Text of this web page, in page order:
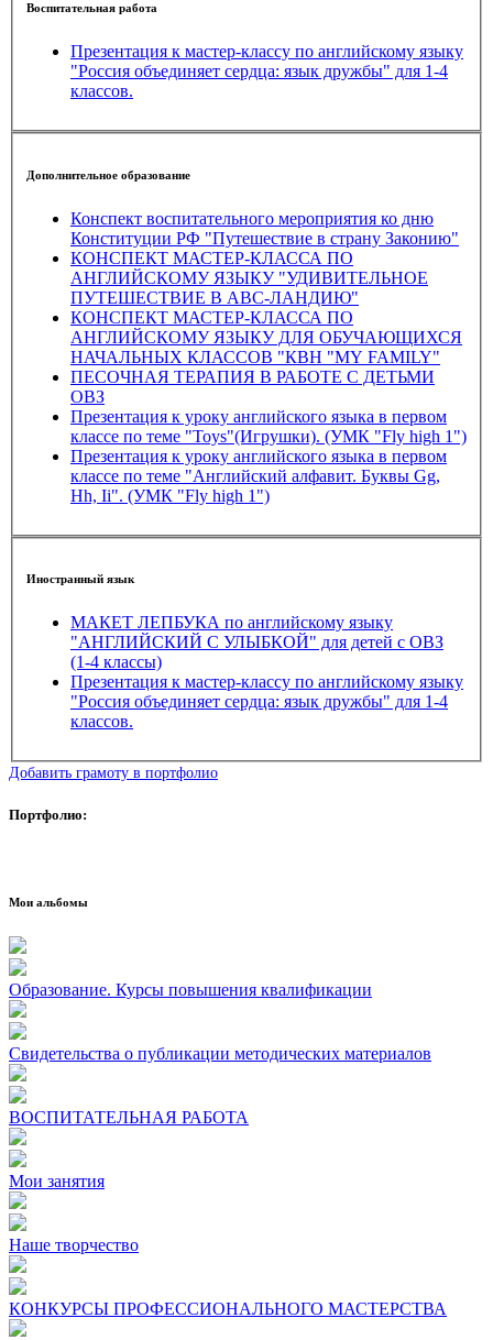
Воспитательная работа
Презентация к мастер-классу по английскому языку
"Россия объединяет сердца: язык дружбы" для 1-4
классов.
Дополнительное образование
Конспект воспитательного мероприятия ко дню
Конституции РФ "Путешествие в страну Законию"
КОНСПЕКТ МАСТЕР-КЛАССА ПО
АНГЛИЙСКОМУ ЯЗЫКУ "УДИВИТЕЛЬНОЕ
ПУТЕШЕСТВИЕ В ABC-ЛАНДИЮ"
КОНСПЕКТ МАСТЕР-КЛАССА ПО
АНГЛИЙСКОМУ ЯЗЫКУ ДЛЯ ОБУЧАЮЩИХСЯ
НАЧАЛЬНЫХ КЛАССОВ "КВН "MY FAMILY"
ПЕСОЧНАЯ ТЕРАПИЯ В РАБОТЕ С ДЕТЬМИ
ОВЗ
Презентация к уроку английского языка в первом
классе по теме "Toys"(Игрушки). (УМК "Fly high 1")
Презентация к уроку английского языка в первом
классе по теме "Английский алфавит. Буквы Gg,
Hh, Ii". (УМК "Fly high 1")
Иностранный язык
МАКЕТ ЛЕПБУКА по английскому языку
"АНГЛИЙСКИЙ С УЛЫБКОЙ" для детей с ОВЗ
(1-4 классы)
Презентация к мастер-классу по английскому языку
"Россия объединяет сердца: язык дружбы" для 1-4
классов.
Добавить грамоту в портфолио
Портфолио:
Мои альбомы
Образование. Курсы повышения квалификации
Свидетельства о публикации методических материалов
ВОСПИТАТЕЛЬНАЯ РАБОТА
Мои занятия
Наше творчество
КОНКУРСЫ ПРОФЕССИОНАЛЬНОГО МАСТЕРСТВА